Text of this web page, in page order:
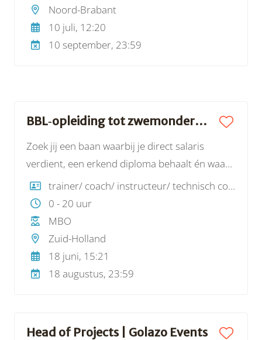
Noord-Brabant
10 juli, 12:20
10 september, 23:59
BBL‑opleiding tot zwemonderwijzer | Sportbedrijf Rotterdam
Zoek jij een baan waarbij je direct salaris
verdient, een erkend diploma behaalt én waar
je na afronding zeker bent van werk? Dan is dit
jouw kans.
trainer/ coach/ instructeur/ technisch coördinator
0 - 20 uur
MBO
Zuid-Holland
18 juni, 15:21
18 augustus, 23:59
Head of Projects | Golazo Events